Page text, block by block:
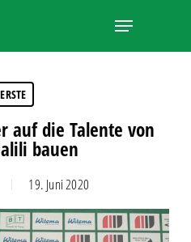
Menu
ERSTE
auf die Talente von
bauen
19. Juni 2020
Close